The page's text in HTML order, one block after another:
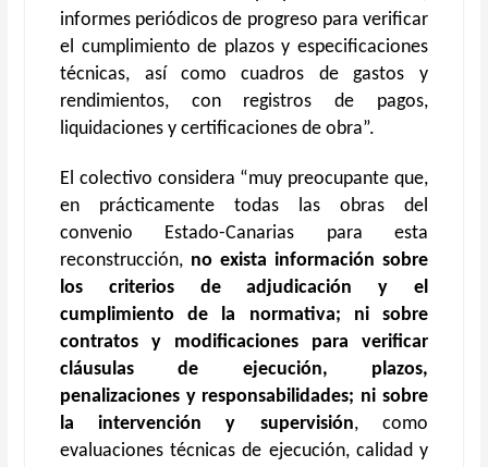
informes periódicos de progreso para verificar
el cumplimiento de plazos y especificaciones
técnicas, así como cuadros de gastos y
rendimientos, con registros de pagos,
liquidaciones y certificaciones de obra”.
El colectivo considera “muy preocupante que,
en prácticamente todas las obras del
convenio Estado-Canarias para esta
reconstrucción, no exista información sobre
los criterios de adjudicación y el
cumplimiento de la normativa; ni sobre
contratos y modificaciones para verificar
cláusulas de ejecución, plazos,
penalizaciones y responsabilidades; ni sobre
la intervención y supervisión, como
evaluaciones técnicas de ejecución, calidad y